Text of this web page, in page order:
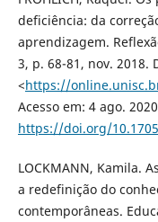
deficiência: da
aprendizagem.
3, p. 68-81, nov. 2018.
<https://
Acesso em: 4 ago.
https://doi.org/
LOCKMANN, Kamila.
a redefinição do
contemporâneas.